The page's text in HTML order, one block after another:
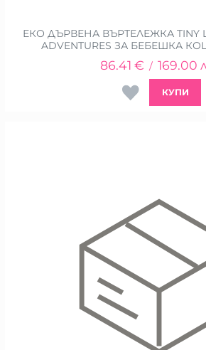
ЕКО ДЪРВЕНА ВЪРТЕЛЕЖКА TINY
ADVENTURES ЗА БЕБЕШКА
86.41 € / 169.00
КУПИ